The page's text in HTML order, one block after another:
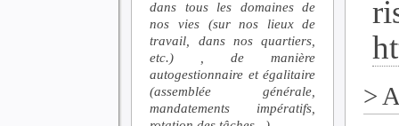
dans tous les domaines de
nos vies (sur nos lieux de
travail, dans nos quartiers,
etc.) , de manière
autogestionnaire et égalitaire
(assemblée générale,
mandatements impératifs,
>